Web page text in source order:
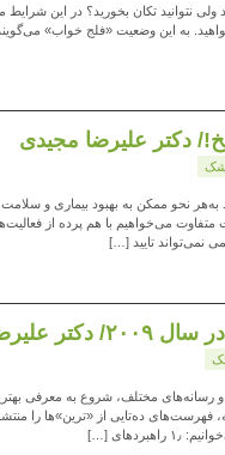
ولی نتوانید تکان بخورید؟ در این
به این وضعیت «فلج خواب»
نحو ممکن به بهبود بیماری و سلامت
متفاوت می‌خواهیم با هم پرده از
نمی‌تواند تایید […]
مجیدی
شدن به پایان سال ۲۰۰۹، نشریات و رسانه‌های مختلف،
فهرست‌های ده‌تایی از «ترین»‌ها را